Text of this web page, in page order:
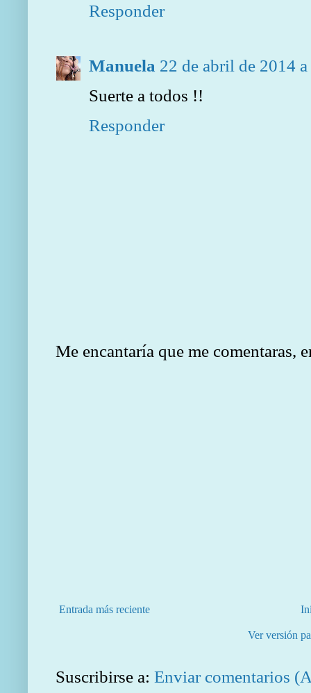
Responder
Manuela 22 de abril de 2014
Suerte a todos !!
Responder
Me encantaría que me comentaras,
Entrada más reciente
Ver versión
Suscribirse a: Enviar comentarios